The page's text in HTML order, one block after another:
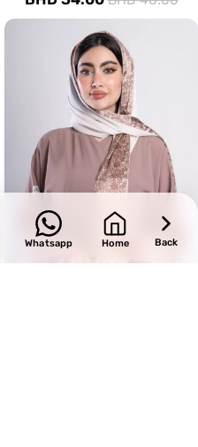
Back
Home
Whatsapp